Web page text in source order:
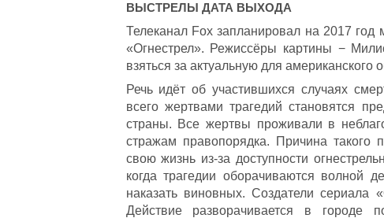
ВЫСТРЕЛЫ ДАТА ВЫХОДА
Телеканал Fox запланировал на 2017
«Огнестрел». Режиссёры картины −
взяться за актуальную для американского
Речь идёт об участившихся случаях
всего жертвами трагедий становятся
страны. Все жертвы проживали в
стражам правопорядка. Причина такого
свою жизнь из-за доступности
когда трагедии оборачиваются волной
наказать виновных. Создатели сериала
Действие разворачивается в городе